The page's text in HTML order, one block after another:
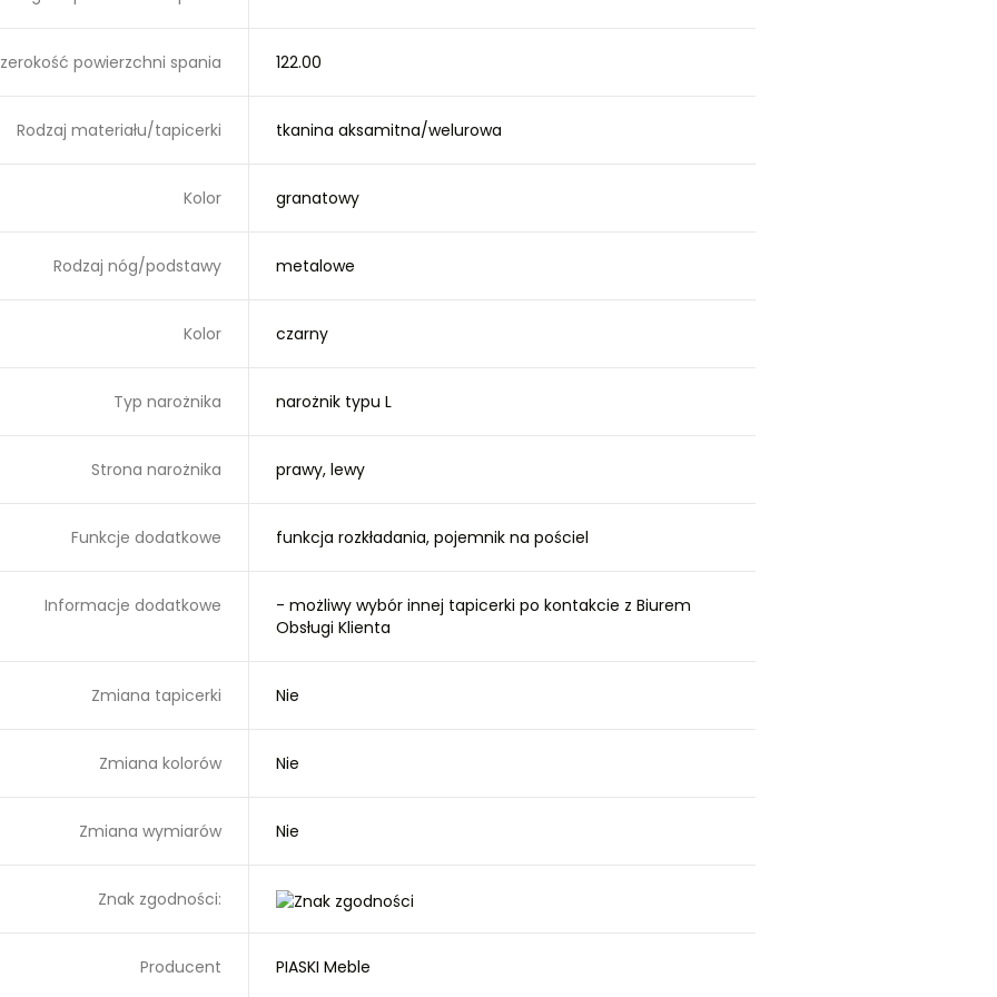
powierzchni spania 122.00
Rodzaj materiału/tapicerki tkanina aksamitna/welurowa
Kolor granatowy
Rodzaj nóg/podstawy metalowe
Kolor czarny
Typ narożnika narożnik typu L
Strona narożnika prawy, lewy
Funkcje dodatkowe funkcja rozkładania, pojemnik na pościel
Informacje dodatkowe
- możliwy wybór innej tapicerki po kontakcie z Biurem
Obsługi Klienta
Zmiana tapicerki Nie
Zmiana kolorów Nie
Zmiana wymiarów Nie
Znak zgodności:
Producent PIASKI Meble